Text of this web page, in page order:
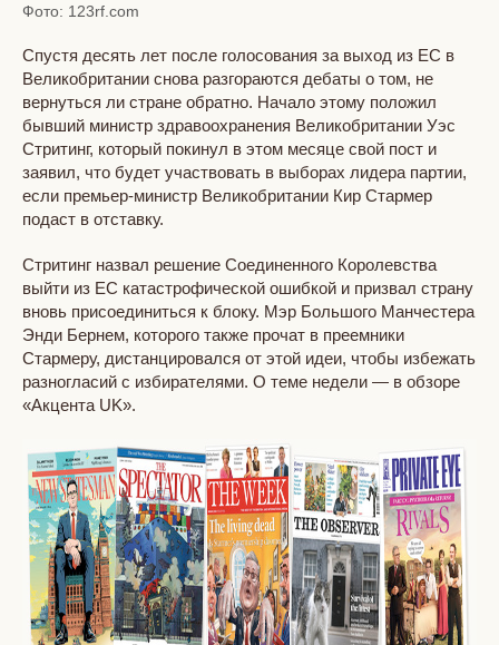
Фото: 123rf.com
Спустя десять лет после голосования за выход из ЕС в
Великобритании снова разгораются дебаты о том, не
вернуться ли стране обратно. Начало этому положил
бывший министр здравоохранения Великобритании Уэс
Стритинг, который покинул в этом месяце свой пост и
заявил, что будет участвовать в выборах лидера партии,
если премьер-министр Великобритании Кир Стармер
подаст в отставку.
Стритинг назвал решение Соединенного Королевства
выйти из ЕС катастрофической ошибкой и призвал страну
вновь присоединиться к блоку. Мэр Большого Манчестера
Энди Бернем, которого также прочат в преемники
Стармеру, дистанцировался от этой идеи, чтобы избежать
разногласий с избирателями. О теме недели — в обзоре
«Акцента UK».